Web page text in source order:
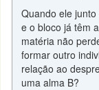
Quando ele
e o bloco já têm
matéria não
formar outro
relação ao
uma alma B?